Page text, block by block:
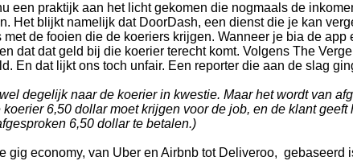
een praktijk aan het licht gekomen die nogmaals de
Het blijkt namelijk dat DoorDash, een dienst die je kan
met de fooien die de koeriers krijgen. Wanneer je bia de app
dat dat geld bij die koerier terecht komt. Volgens The
En dat lijkt ons toch unfair. Een reporter die aan de slag
degelijk naar de koerier in kwestie. Maar het wordt van
6,50 dollar moet krijgen voor de job, en de klant
6,50 dollar te betalen.)
gig economy, van Uber en Airbnb tot Deliveroo, gebaseerd